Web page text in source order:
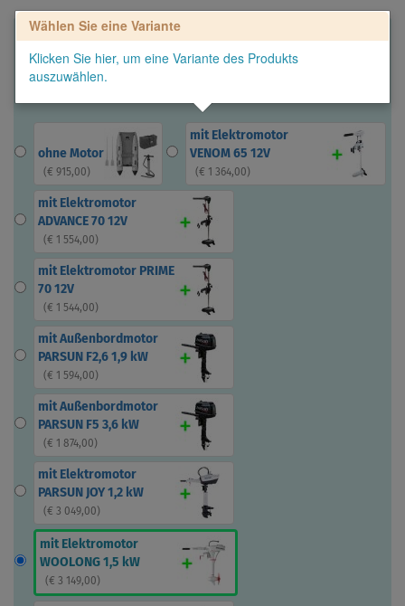
Wählen Sie eine Variante
Klicken Sie hier, um eine Variante des Produkts
auszuwählen.
ohne Motor
( € 915,00)
mit Elektromotor
VENOM 65 12V
( € 1 364,00)
mit Elektromotor
ADVANCE 70 12V
( € 1 554,00)
mit Elektromotor PRIME
70 12V
( € 1 544,00)
mit Außenbordmotor
PARSUN F2,6 1,9 kW
( € 1 594,00)
mit Außenbordmotor
PARSUN F5 3,6 kW
( € 1 874,00)
mit Elektromotor
PARSUN JOY 1,2 kW
( € 3 049,00)
mit Elektromotor
WOOLONG 1,5 kW
( € 3 149,00)